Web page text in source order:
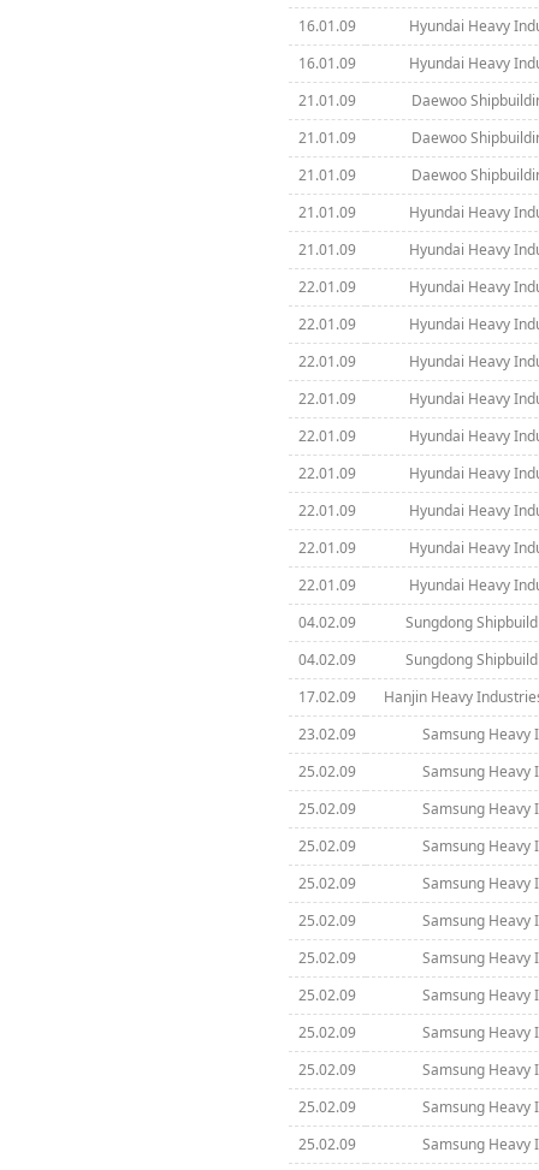
16.01.09
Hyundai Heavy
16.01.09
Hyundai Heavy
21.01.09
Daewoo
21.01.09
Daewoo
21.01.09
Daewoo
21.01.09
Hyundai Heavy
21.01.09
Hyundai Heavy
22.01.09
Hyundai Heavy
22.01.09
Hyundai Heavy
22.01.09
Hyundai Heavy
22.01.09
Hyundai Heavy
22.01.09
Hyundai Heavy
22.01.09
Hyundai Heavy
22.01.09
Hyundai Heavy
22.01.09
Hyundai Heavy
22.01.09
Hyundai Heavy
04.02.09
Sungdong
04.02.09
Sungdong
17.02.09
Hanjin Heavy
23.02.09
Samsung Heavy
25.02.09
Samsung Heavy
25.02.09
Samsung Heavy
25.02.09
Samsung Heavy
25.02.09
Samsung Heavy
25.02.09
Samsung Heavy
25.02.09
Samsung Heavy
25.02.09
Samsung Heavy
25.02.09
Samsung Heavy
25.02.09
Samsung Heavy
25.02.09
Samsung Heavy
25.02.09
Samsung Heavy